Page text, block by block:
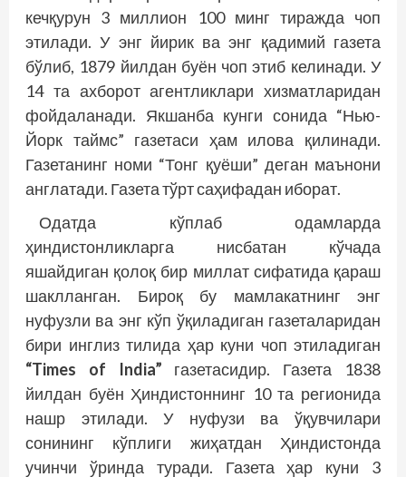
кечқурун 3 миллион 100 минг тиражда чоп
этилади. У энг йирик ва энг қадимий газета
бўлиб, 1879 йилдан буён чоп этиб келинади. У
14 та ахборот агентликлари хизматларидан
фойдаланади. Якшанба кунги сонида “Нью-
Йорк таймс” газетаси ҳам илова қилинади.
Газетанинг номи “Тонг қуёши” деган маънони
англатади. Газета тўрт саҳифадан иборат.
Одатда кўплаб одамларда
ҳиндистонликларга нисбатан кўчада
яшайдиган қолоқ бир миллат сифатида қараш
шаклланган. Бироқ бу мамлакатнинг энг
нуфузли ва энг кўп ўқиладиган газеталаридан
бири инг­лиз тилида ҳар куни чоп этиладиган
“Times of India” газетасидир. Газета 1838
йилдан буён Ҳиндистоннинг 10 та регионида
нашр этилади. У нуфузи ва ўқувчилари
сонининг кўплиги жиҳатдан Ҳиндистонда
учинчи ўринда туради. Газета ҳар куни 3